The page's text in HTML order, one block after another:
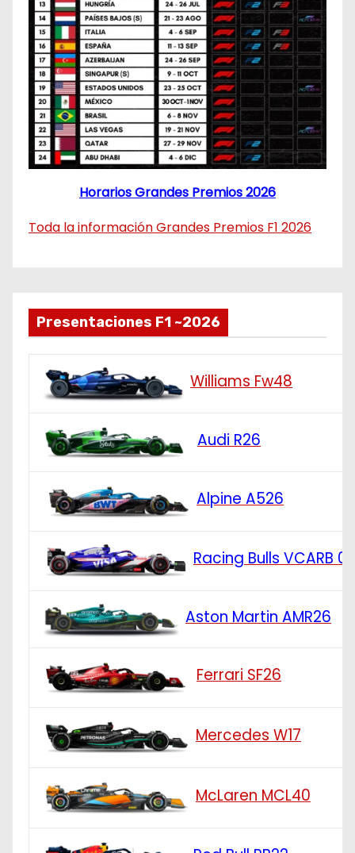
Horarios Grandes Premios 2026
Toda la información Grandes Premios F1 2026
Presentaciones F1 ~2026
Williams Fw48
Audi R26
Alpine A526
Racing Bulls VCARB 03
Aston Martin AMR26
Ferrari SF26
Mercedes W17
McLaren MCL40